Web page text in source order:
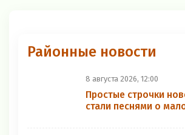
Районные новости
8 августа 2026, 12:00
Простые строчки
стали песнями о